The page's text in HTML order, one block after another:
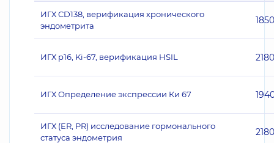
ИГХ CD138, верификация хронического
эндометрита
1850
ИГХ p16, Ki-67, верификация HSIL 2180
ИГХ Определение экспрессии Ки 67
ИГХ (ER, PR) исследование гормонального
статуса эндометрия
2180